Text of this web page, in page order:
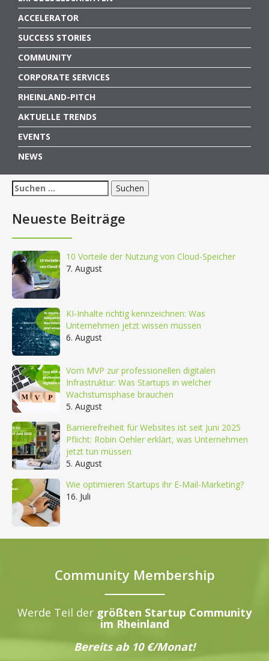
ACCELERATOR
SUCCESS STORIES
COMMUNITY
CORPORATE SERVICES
RHEINLAND-PITCH
AKTUELLE TRENDS
EVENTS
NEWS
Suchen
nach:
Neueste Beiträge
10 Vorteile der Nutzung von Cloud-Speicher
7. August
KI-Inhalte richtig kennzeichnen: Was
Unternehmen jetzt wissen müssen
6. August
Vom MVP zur professionellen digitalen
Infrastruktur: Was Startups in welcher
Wachstumsphase brauchen
5. August
Barrierefreiheit für Websites ist seit Juni 2025
Pflicht: Robin Oehler erklärt, was Unternehmen
jetzt tun müssen
5. August
Wie optimieren Startups ihr E-Mail-Marketing?
16. Juli
Community Membership
Werde Teil der größten Startup Community
im Rheinland
Bereits ab 10 €/Monat!